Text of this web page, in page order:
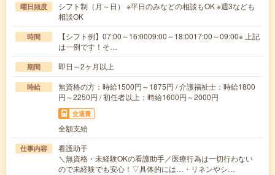
曜日頻度
シフト制（月～日） ※平日のみなどの相談もOK ※週3なども
相談OK
時間
【シフト例】07:00～16:0009:00～18:0017:00～09:00※ 上記
は一例です！そ…
期間 即日～2ヶ月以上
時給
無資格の方：時給1500円～1875円 / 介護福祉士：時給1800
円～2250円 / 初任者以上：時給1600円～2000円
交通費
全額支給
仕事内容
看護助手
＼無資格・未経験OKの看護助手／医療行為は一切行わない
ので未経験でも安心！▽具体的には…・リネンやシ…